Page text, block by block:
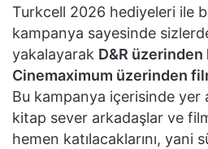
Turkcell 2026 hediyeleri ile
kampanya sayesinde
yakalayarak D&R üzerinden
Cinemaximum üzerinden
Bu kampanya içerisinde yer
kitap sever arkadaşlar ve
hemen katılacaklarını, yani